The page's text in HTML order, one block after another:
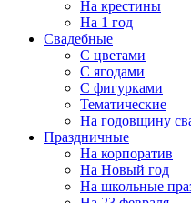
На крестины
На 1 год
Свадебные
С цветами
С ягодами
С фигурками
Тематические
На годовщину
Праздничные
На корпоратив
На Новый год
На школьные